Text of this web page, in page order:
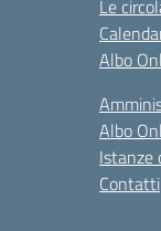
Le
Albo
Albo
Istanze
Contatti